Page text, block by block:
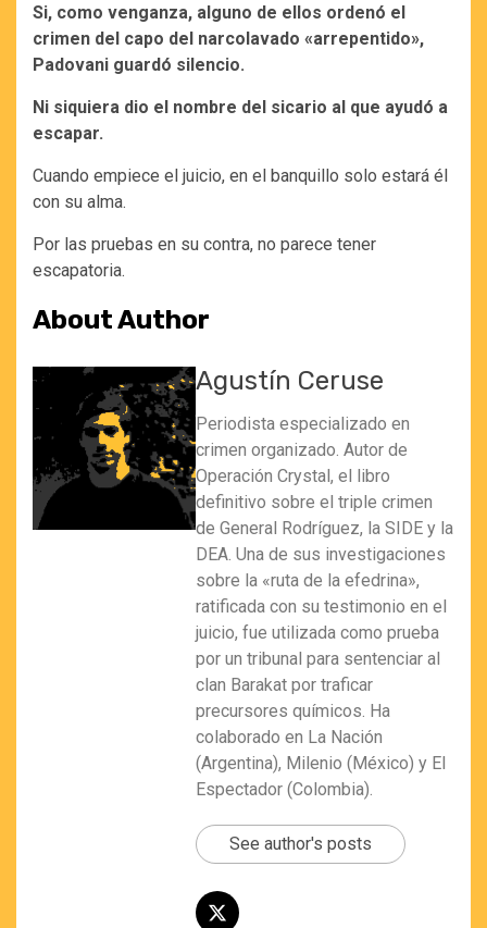
Si, como venganza, alguno de ellos ordenó el
crimen del capo del narcolavado «arrepentido»,
Padovani guardó silencio.
Ni siquiera dio el nombre del sicario al que ayudó a
escapar.
Cuando empiece el juicio, en el banquillo solo estará él
con su alma.
Por las pruebas en su contra, no parece tener
escapatoria.
About Author
Agustín Ceruse
Periodista especializado en
crimen organizado. Autor de
Operación Crystal, el libro
definitivo sobre el triple crimen
de General Rodríguez, la SIDE y la
DEA. Una de sus investigaciones
sobre la «ruta de la efedrina»,
ratificada con su testimonio en el
juicio, fue utilizada como prueba
por un tribunal para sentenciar al
clan Barakat por traficar
precursores químicos. Ha
colaborado en La Nación
(Argentina), Milenio (México) y El
Espectador (Colombia).
See author's posts